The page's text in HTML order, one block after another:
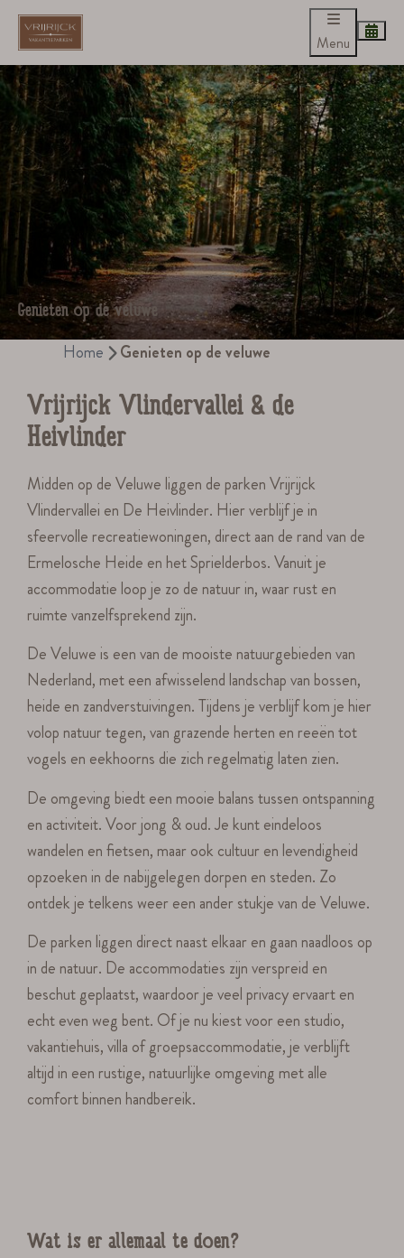
Menu
Genieten op de veluwe
Home Genieten op de veluwe
Vrijrijck Vlindervallei & de
Heivlinder
Midden op de Veluwe liggen de parken Vrijrijck
Vlindervallei en De Heivlinder. Hier verblijf je in
sfeervolle recreatiewoningen, direct aan de rand van de
Ermelosche Heide en het Sprielderbos. Vanuit je
accommodatie loop je zo de natuur in, waar rust en
ruimte vanzelfsprekend zijn.
De Veluwe is een van de mooiste natuurgebieden van
Nederland, met een afwisselend landschap van bossen,
heide en zandverstuivingen. Tijdens je verblijf kom je hier
volop natuur tegen, van grazende herten en reeën tot
vogels en eekhoorns die zich regelmatig laten zien.
De omgeving biedt een mooie balans tussen ontspanning
en activiteit. Voor jong & oud. Je kunt eindeloos
wandelen en fietsen, maar ook cultuur en levendigheid
opzoeken in de nabijgelegen dorpen en steden. Zo
ontdek je telkens weer een ander stukje van de Veluwe.
De parken liggen direct naast elkaar en gaan naadloos op
in de natuur. De accommodaties zijn verspreid en
beschut geplaatst, waardoor je veel privacy ervaart en
echt even weg bent. Of je nu kiest voor een studio,
vakantiehuis, villa of groepsaccommodatie, je verblijft
altijd in een rustige, natuurlijke omgeving met alle
comfort binnen handbereik.
Wat is er allemaal te doen?